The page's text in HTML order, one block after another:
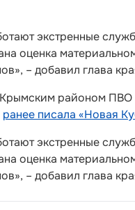
экстренные
оценка
– добавил глава
районом ПВО
ранее писала «Новая
экстренные
оценка
– добавил глава